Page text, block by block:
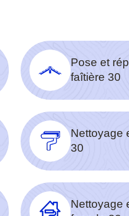
Pose et
faîtière 30
Nettoyage
30
Nettoyage